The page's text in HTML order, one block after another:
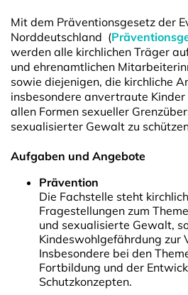
Mit dem Präventionsgesetz der
Norddeutschland (
werden alle kirchlichen Träger
und ehrenamtlichen
sowie diejenigen, die kirchliche
insbesondere anvertraute Kinder
allen Formen sexueller
sexualisierter Gewalt zu
Aufgaben und Angebote
Prävention
Die Fachstelle steht
Fragestellungen zum
und sexualisierte Gewalt,
Kindeswohlgefährdung zur
Insbesondere bei den
Fortbildung und der
Schutzkonzepten.